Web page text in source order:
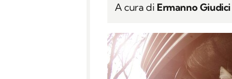
A cura di Ermanno Giudici